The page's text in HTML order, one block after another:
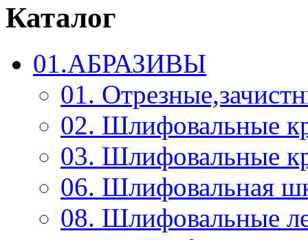
Каталог
01.АБРАЗИВЫ
01.
02. Шлифовальные
03. Шлифовальные
06. Шлифовальная
08. Шлифовальные